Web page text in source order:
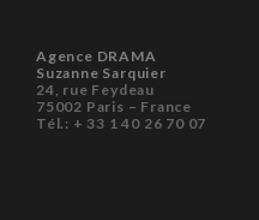
Agence DRAMA
Suzanne Sarquier
24, rue Feydeau
75002 Paris – France
Tél.: + 33 1 40 26 70 07